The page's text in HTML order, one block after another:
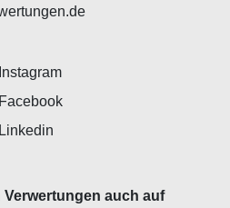
Instagram
Facebook
Linkedin
auch auf